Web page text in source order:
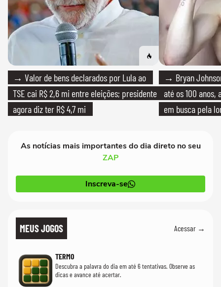
→ Valor de bens declarados por Lula ao
TSE cai R$ 2,6 mi entre eleições; presidente
agora diz ter R$ 4,7 mi
→ Bryan
até os 100
em busca pela
As notícias mais importantes do dia direto no seu
ZAP
Inscreva-se
MEUS JOGOS Acessar →
TERMO
Descubra a palavra do dia em até 6 tentativas. Observe as
dicas e avance até acertar.